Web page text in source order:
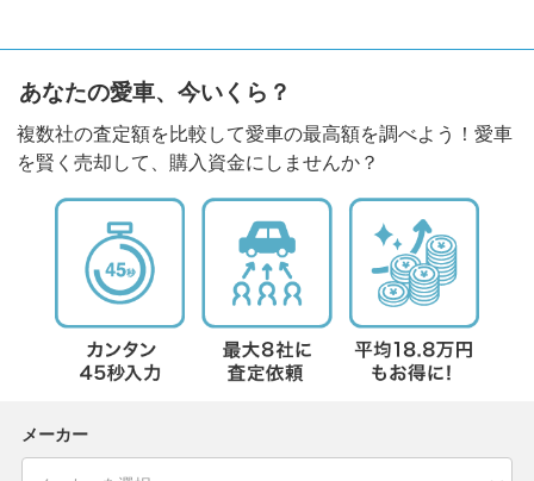
あなたの愛車、今いくら？
複数社の査定額を比較して愛車の最高額を調べよう！愛車
を賢く売却して、購入資金にしませんか？
メーカー